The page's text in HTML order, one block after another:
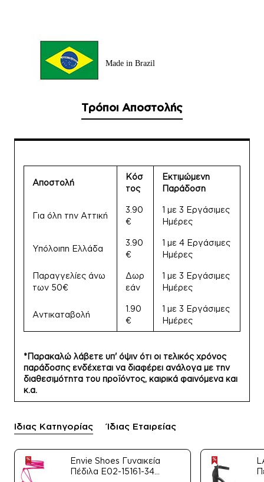
Made in Brazil
Τρόποι Αποστολής
Αποστολή
Κόσ
τος
Εκτιμώμενη
Παράδοση
Για όλη την Αττική
3.90
€
1 με 3 Εργάσιμες
Ημέρες
Υπόλοιπη Ελλάδα
3.90
€
1 με 4 Εργάσιμες
Ημέρες
Παραγγελίες άνω
των 50€
Δωρ
εάν
1 με 3 Εργάσιμες
Ημέρες
Αντικαταβολή
1.90
€
1 με 3 Εργάσιμες
Ημέρες
*Παρακαλώ λάβετε υπ' όψιν ότι οι τελικός χρόνος
παράδοσης ενδέχεται να διαφέρει ανάλογα με την
διαθεσιμότητα του προϊόντος, καιρικά φαινόμενα και
κ.α.
Ίδιας Κατηγορίας Ίδιας Εταιρείας
Envie Shoes Γυναικεία
Πέδιλα E02-15161-34